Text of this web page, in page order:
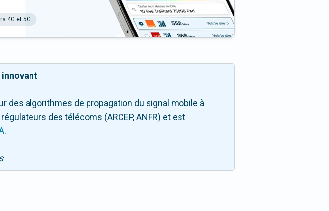
4G et 5G
innovant
des algorithmes de propagation du signal mobile à
des télécoms (ARCEP, ANFR) et est
.